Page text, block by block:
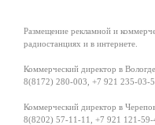
Размещение рекламной и
радиостанциях и в интернете.
Коммерческий директор в
8(8172) 280-003, +7 921 235-03-
Коммерческий директор в
8(8202) 57-11-11, +7 921 121-59-